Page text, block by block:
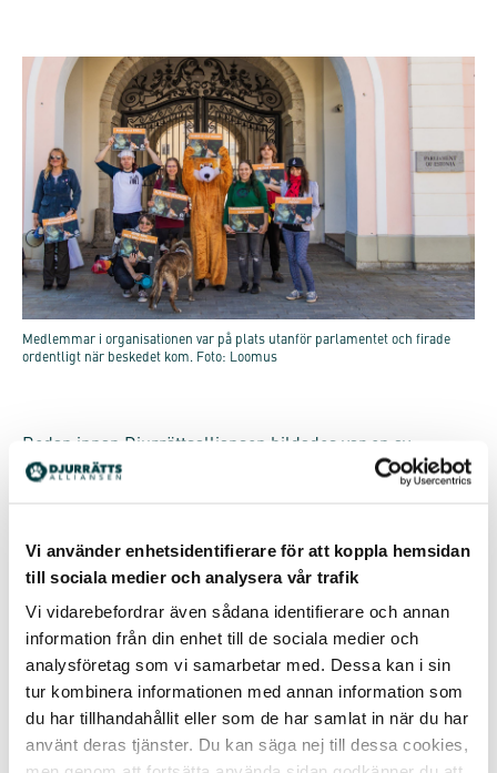
Vi använder enhetsidentifierare för att koppla hemsidan
till sociala medier och analysera vår trafik
Vi vidarebefordrar även sådana identifierare och annan
information från din enhet till de sociala medier och
analysföretag som vi samarbetar med. Dessa kan i sin
tur kombinera informationen med annan information som
du har tillhandahållit eller som de har samlat in när du har
använt deras tjänster. Du kan säga nej till dessa cookies,
Medlemmar i organisationen var på plats utanför parlamentet och firade
ordentligt när beskedet kom. Foto: Loomus
Redan innan Djurrättsalliansen bildades var en av
organisationens grundare i Estland på en av landets
största chinchillafarmer för pälsproduktion och låtsades
pälsdjursfarmen.
– Vi är så glada för att förbudet mot pälsdjursfarmer
och Estland ansluter sig nu till 17 andra länder i Europa
som förbjudit pälsdjursfarmer, säger Daniel Rolke,
ordförande för Djurrättsalliansen.